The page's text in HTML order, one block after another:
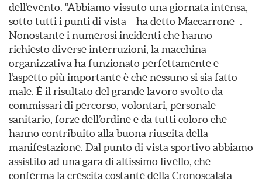
dell’evento. “Abbiamo vissuto una giornata intensa,
sotto tutti i punti di vista – ha detto Maccarrone -.
Nonostante i numerosi incidenti che hanno
richiesto diverse interruzioni, la macchina
organizzativa ha funzionato perfettamente e
l’aspetto più importante è che nessuno si sia fatto
male. È il risultato del grande lavoro svolto da
commissari di percorso, volontari, personale
sanitario, forze dell’ordine e da tutti coloro che
hanno contribuito alla buona riuscita della
manifestazione. Dal punto di vista sportivo abbiamo
assistito ad una gara di altissimo livello, che
conferma la crescita costante della Cronoscalata